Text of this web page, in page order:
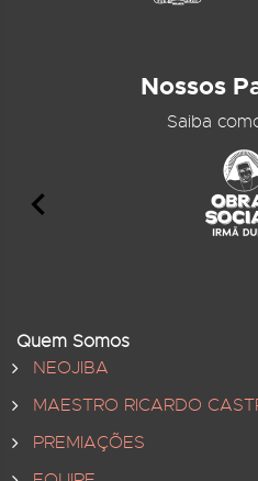
Nossos
Saiba
Quem Somos
NEOJIBA
MAESTRO RICARDO
PREMIAÇÕES